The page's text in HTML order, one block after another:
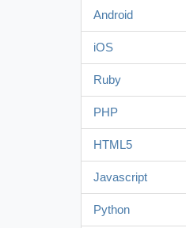
Android
iOS
Ruby
PHP
HTML5
Javascript
Python